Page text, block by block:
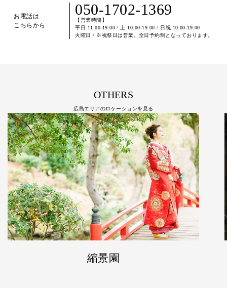
お電話は
こちらから
050-1702-1369
【営業時間】
平日 11:00-19:00 / 土 10:00-19:00 / 日祝 10:00-19:00
火曜日 / ※祝祭日は営業。全日予約制となっております。
OTHERS
広島エリアのロケーションを見る
三景園